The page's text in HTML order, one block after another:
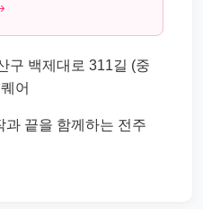
구 백제대로 311길 (중
어
과 끝을 함께하는 전주